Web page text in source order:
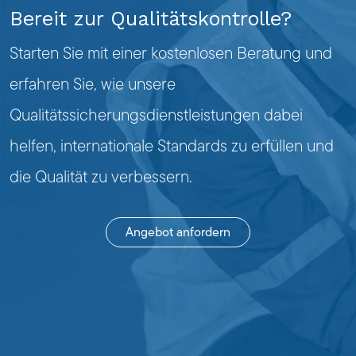
Bereit zur Qualitätskontrolle?
Starten Sie mit einer kostenlosen Beratung und
erfahren Sie, wie unsere
Qualitätssicherungsdienstleistungen dabei
helfen, internationale Standards zu erfüllen und
die Qualität zu verbessern.
Angebot anfordern